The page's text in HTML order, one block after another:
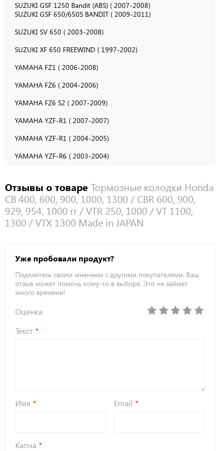
SUZUKI GSF 1250 Bandit (ABS) ( 2007-2008)
SUZUKI GSF 650/650S BANDIT ( 2009-2011)
SUZUKI SV 650 ( 2003-2008)
SUZUKI XF 650 FREEWIND ( 1997-2002)
YAMAHA FZ1 ( 2006-2008)
YAMAHA FZ6 ( 2004-2006)
YAMAHA FZ6 S2 ( 2007-2009)
YAMAHA YZF-R1 ( 2007-2007)
YAMAHA YZF-R1 ( 2004-2005)
YAMAHA YZF-R6 ( 2003-2004)
Отзывы о товаре Тормозные колодки Honda
CB 400, 600, 900, 1000, 1300 / CBR 600, 900,
929, 954, 1000 rr / VTR 250, 1000 / VT 1100,
1300 / VTX 1300 Made in JAPAN
Уже пробовали продукт?
Поделитесь своим мнением с другими покупателями. Ваш
отзыв может помочь кому-то в выборе. Это не займет
много времени!
Оценка
Текст
Имя Email
Капча